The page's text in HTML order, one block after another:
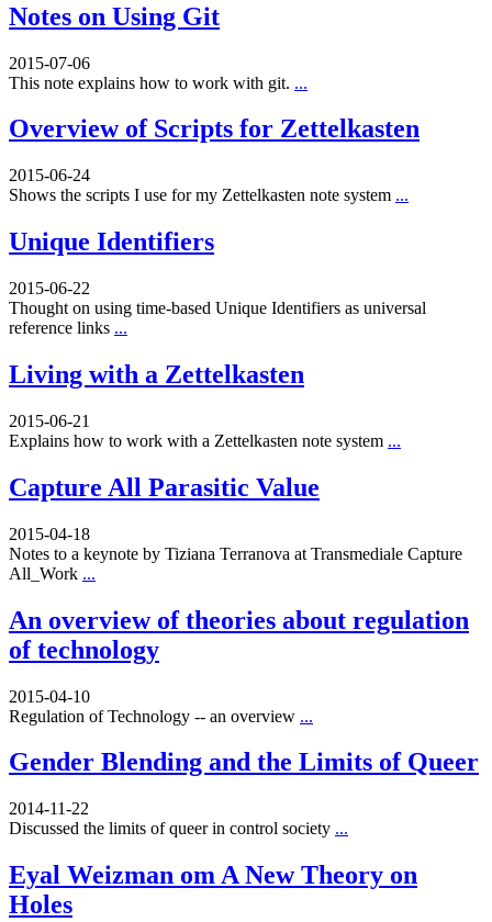
Notes on Using Git
2015-07-06
This note explains how to work with git. ...
Overview of Scripts for Zettelkasten
2015-06-24
Shows the scripts I use for my Zettelkasten note system ...
Unique Identifiers
2015-06-22
Thought on using time-based Unique Identifiers as universal
reference links ...
Living with a Zettelkasten
2015-06-21
Explains how to work with a Zettelkasten note system ...
Capture All Parasitic Value
2015-04-18
Notes to a keynote by Tiziana Terranova at Transmediale Capture
All_Work ...
An overview of theories about regulation
of technology
2015-04-10
Regulation of Technology -- an overview ...
Gender Blending and the Limits of Queer
2014-11-22
Discussed the limits of queer in control society ...
Eyal Weizman om A New Theory on
Holes